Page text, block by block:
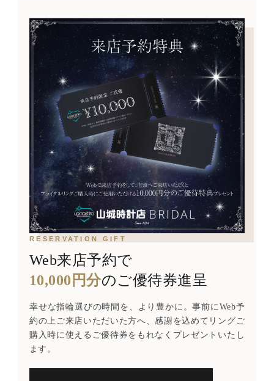
RESERVATION GIFT
Web来店予約で
10,000円分のご優待券進呈
幸せな指輪選びの時間を、より豊かに。事前にWeb予
約の上ご来店いただいた方へ、感謝を込めてリングご
購入時に使えるご優待券をもれなくプレゼントいたし
ます。